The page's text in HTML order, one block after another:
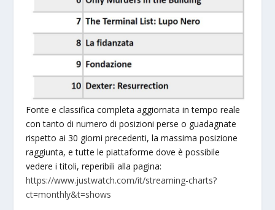
Fonte e classifica completa aggiornata in tempo reale
con tanto di numero di posizioni perse o guadagnate
rispetto ai 30 giorni precedenti, la massima posizione
raggiunta, e tutte le piattaforme dove è possibile
vedere i titoli, reperibili alla pagina:
https://www.justwatch.com/it/streaming-charts?
ct=monthly&t=shows